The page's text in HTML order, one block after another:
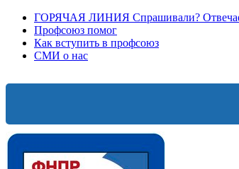
ГОРЯЧАЯ ЛИНИЯ Спрашивали?
Профсоюз помог
Как вступить в профсоюз
СМИ о нас